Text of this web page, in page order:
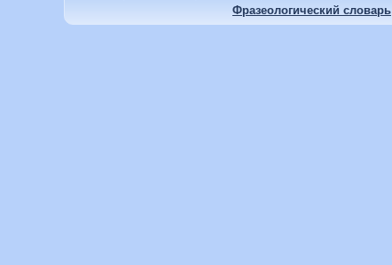
Фразеологический словарь